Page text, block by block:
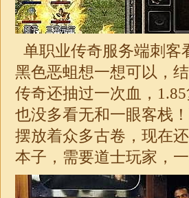
单职业传奇服务端刺客
黑色恶蛆想一想可以，
传奇还抽过一次血，
也没多看无和一眼客栈
摆放着众多古卷，现在
本子，需要道士玩家，